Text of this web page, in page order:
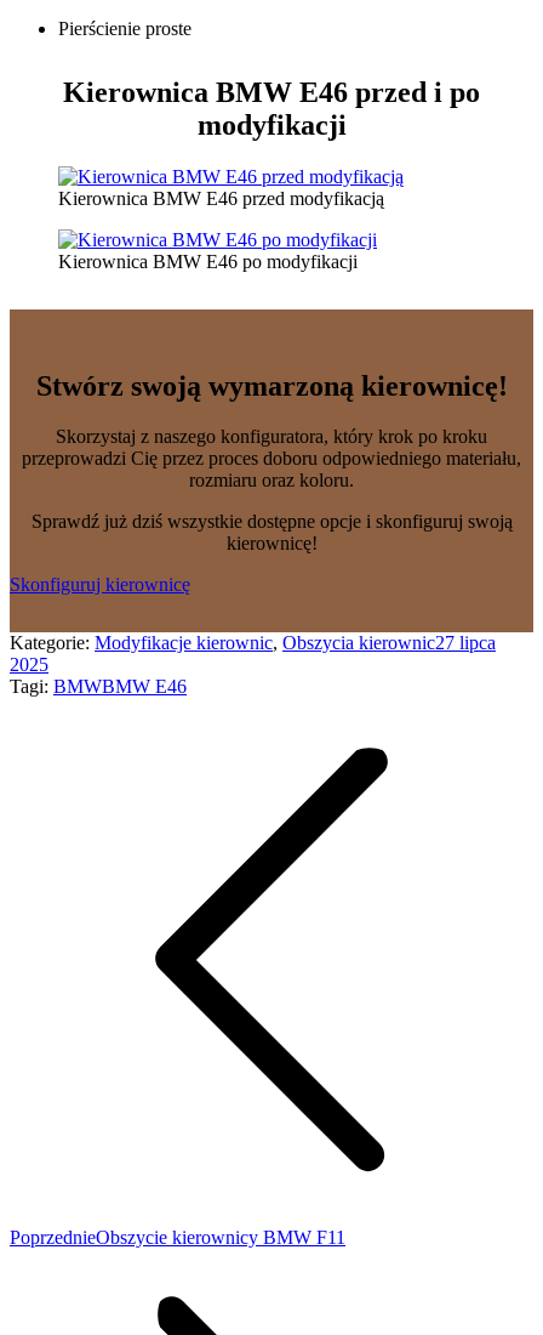
Pierścienie proste
Kierownica BMW E46 przed i po
modyfikacji
Kierownica BMW E46 przed modyfikacją
Kierownica BMW E46 po modyfikacji
Stwórz swoją wymarzoną kierownicę!
Skorzystaj z naszego konfiguratora, który krok po kroku
przeprowadzi Cię przez proces doboru odpowiedniego materiału,
rozmiaru oraz koloru.
Sprawdź już dziś wszystkie dostępne opcje i skonfiguruj swoją
kierownicę!
Skonfiguruj kierownicę
Kategorie: Modyfikacje kierownic, Obszycia kierownic27 lipca
2025
Tagi: BMWBMW E46
PoprzedniePoprzedni
Obszycie kierownicy BMW F11